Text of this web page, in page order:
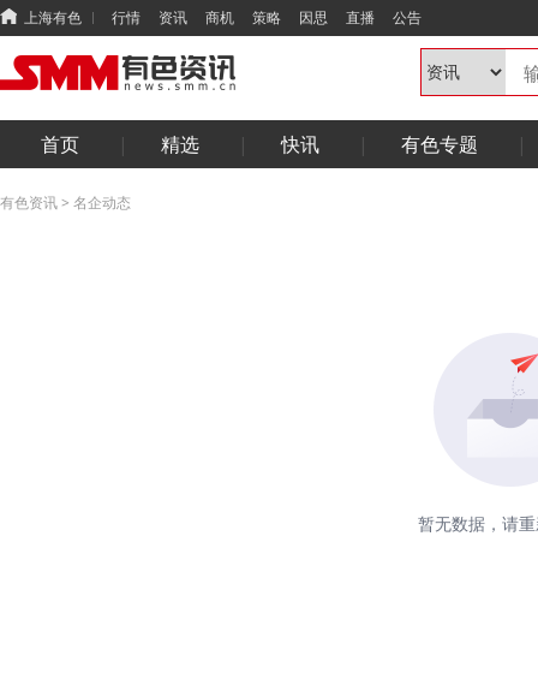
上海有色 行情 资讯 商机 策略 因思 直播 公告
首页 精选 快讯 有色专题
有色资讯> 名企动态
暂无数据，请